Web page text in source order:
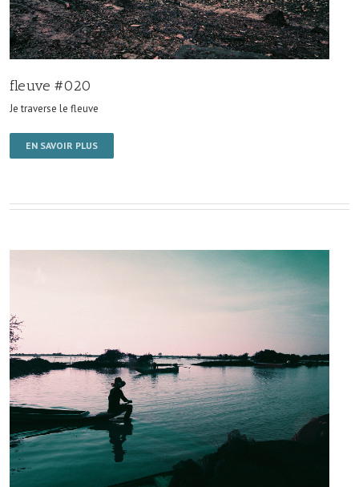
fleuve #020
Je traverse le fleuve
EN SAVOIR PLUS